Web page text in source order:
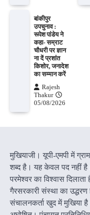
बांकीपुर
उपचुनाव :
रूपेश पांडेय ने
कहा- सम्राट
चौधरी पर ज्ञान
ना दें प्रशांत
किशोर, जनादेश
का सम्मान करें
Rajesh
Thakur
05/08/2026
मुखियाजी। यूपी-एमपी में
शब्द है। यह केवल पद नहीं
परमेश्वर का विश्वास
गैरसरकारी संस्था का उद्धरण
संचालनकर्ता खुद में मुखिया